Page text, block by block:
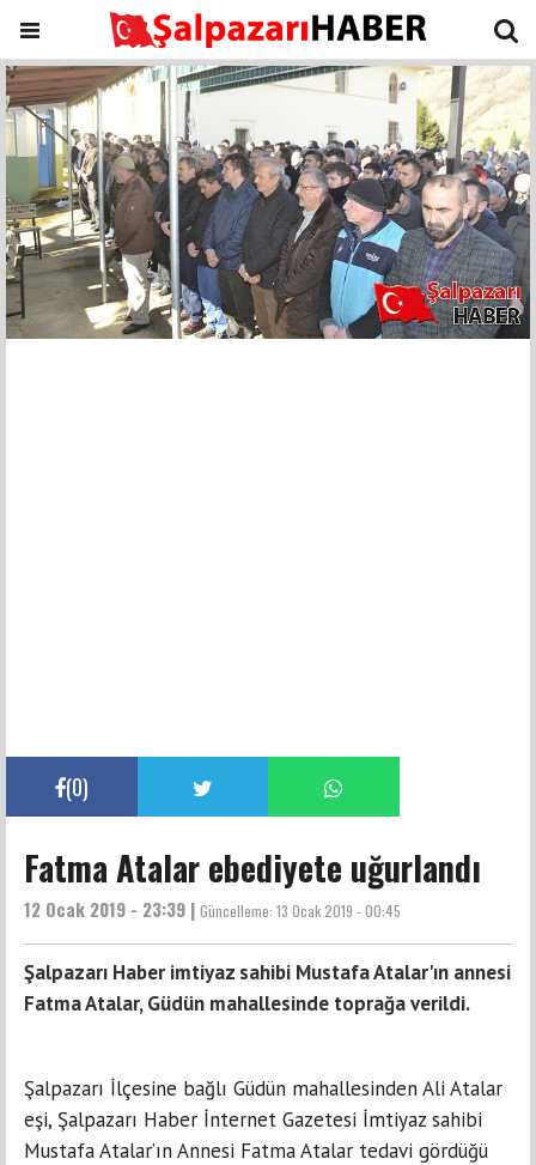
(0)
Fatma Atalar ebediyete uğurlandı
12 Ocak 2019 - 23:39 | Güncelleme: 13 Ocak 2019 - 00:45
Şalpazarı Haber imtiyaz sahibi Mustafa Atalar'ın annesi
Fatma Atalar, Güdün mahallesinde toprağa verildi.
Şalpazarı İlçesine bağlı Güdün mahallesinden Ali Atalar
eşi, Şalpazarı Haber İnternet Gazetesi İmtiyaz sahibi
Mustafa Atalar’ın Annesi Fatma Atalar tedavi gördüğü